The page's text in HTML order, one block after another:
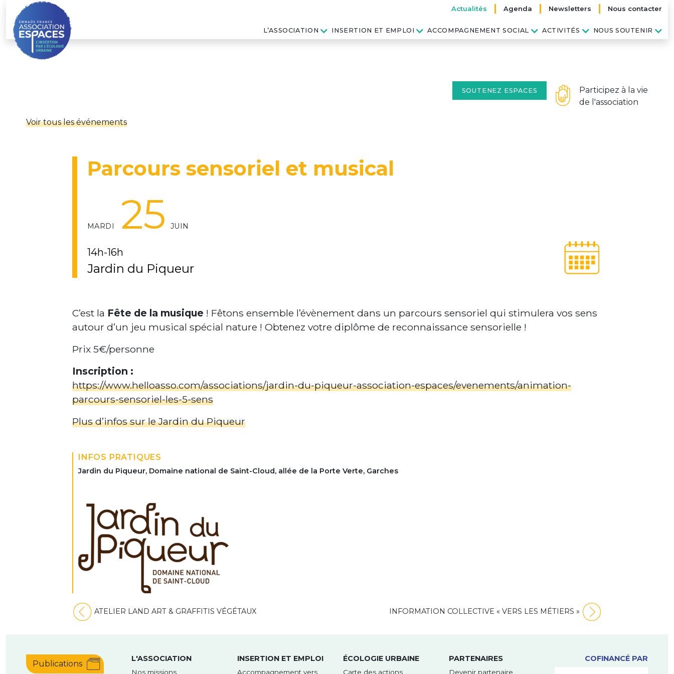
content
Nous contacter
Newsletters
Agenda
Actualités
L’ASSOCIATION INSERTION ET EMPLOI ACCOMPAGNEMENT SOCIAL ACTIVITÉS NOUS SOUTENIR
SOUTENEZ ESPACES
Participez à la vie
de l'association
Voir tous les événements
Parcours sensoriel et musical
MARDI 25 JUIN
14h-16h
Jardin du Piqueur
C’est la Fête de la musique ! Fêtons ensemble l’évènement dans un parcours sensoriel qui stimulera vos sens
autour d’un jeu musical spécial nature ! Obtenez votre diplôme de reconnaissance sensorielle !
Prix 5€/personne
Inscription :
https://www.helloasso.com/associations/jardin-du-piqueur-association-espaces/evenements/animation-
parcours-sensoriel-les-5-sens
Plus d’infos sur le Jardin du Piqueur
INFOS PRATIQUES
Jardin du Piqueur, Domaine national de Saint-Cloud, allée de la Porte Verte, Garches
Navigation
ATELIER LAND ART & GRAFFITIS VÉGÉTAUX INFORMATION COLLECTIVE « VERS LES MÉTIERS »
Publications
L'ASSOCIATION
Nos missions
INSERTION ET EMPLOI
Accompagnement vers
ÉCOLOGIE URBAINE
Carte des actions
PARTENAIRES
Devenir partenaire
COFINANCÉ PAR